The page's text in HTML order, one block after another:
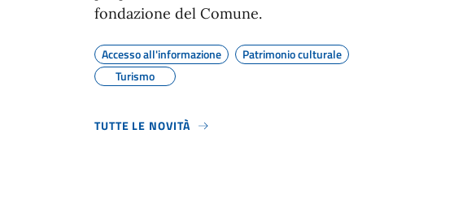
fondazione del Comune.
Accesso all'informazione
Patrimonio culturale
Turismo
TUTTE LE NOVITÀ